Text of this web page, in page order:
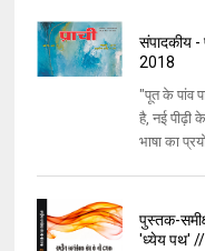
संपादकीय -
2018
"पूत के पांव
है, नई पीढ़ी
भाषा का
पुस्तक-
'ध्येय पथ' //